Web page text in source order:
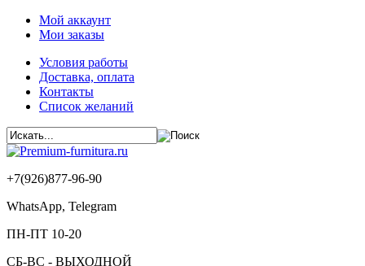
Мой аккаунт
Мои заказы
Условия работы
Доставка, оплата
Контакты
Список желаний
+7(926)877-96-90
WhatsApp, Telegram
ПН-ПТ 10-20
СБ-ВС - ВЫХОДНОЙ